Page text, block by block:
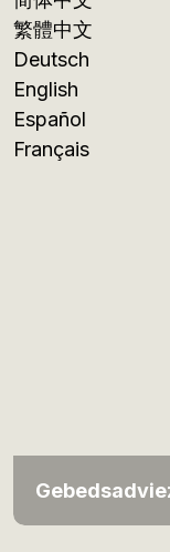
繁體中文
Deutsch
English
Español
Français